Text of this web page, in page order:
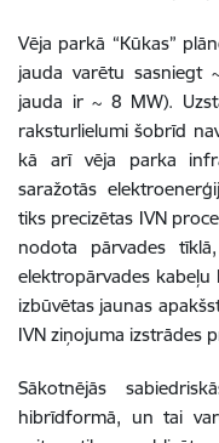
Vēja parkā “Kūkas”
jauda varētu sasniegt
jauda ir ~ 8 MW).
raksturlielumi šobrīd
kā arī vēja parka
saražotās
tiks precizētas IVN
nodota pārvades
elektropārvades kabeļu
izbūvētas jaunas
IVN ziņojuma izstrādes
Sākotnējās
hibrīdformā, un tai